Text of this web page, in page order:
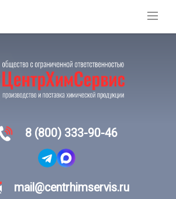
8 (800) 333-90-46
mail@centrhimservis.ru